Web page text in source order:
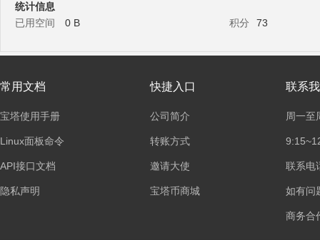
统计信息
已用空间
0 B 积分 73
常用文档
宝塔使用手册
Linux面板命令
API接口文档
隐私声明
快捷入口
公司简介
转账方式
邀请大使
宝塔币商城
联系
周一至
联系电
如有问
商务合